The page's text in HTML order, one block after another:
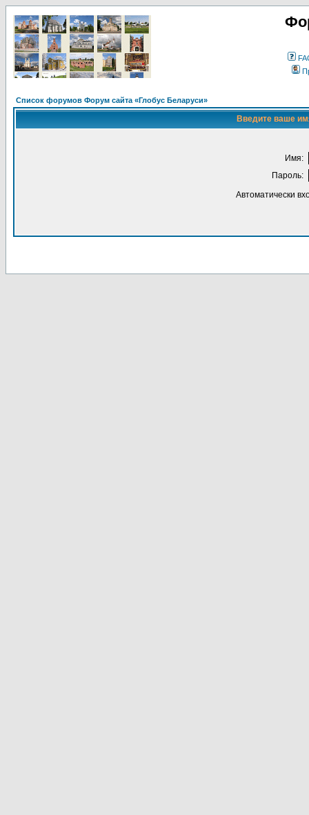
Список форумов Форум сайта «Глобус Беларуси»
Введите ваше
Имя:
Пароль:
Автоматически